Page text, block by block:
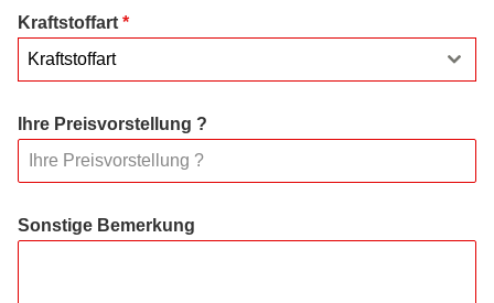
Kraftstoffart *
Kraftstoffart
Ihre Preisvorstellung ?
Sonstige Bemerkung